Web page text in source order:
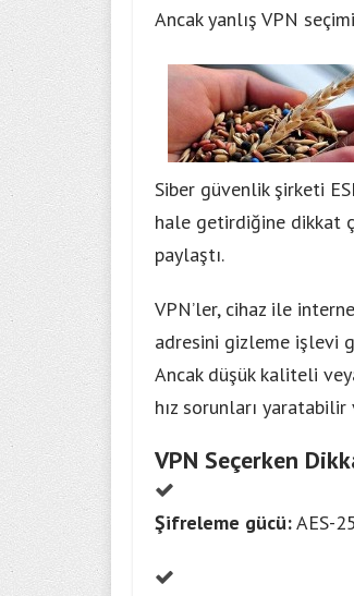
Ancak yanlış VPN
Siber güvenlik şirketi
hale getirdiğine dikkat
paylaştı.
VPN’ler, cihaz ile
adresini gizleme işlevi
Ancak düşük kaliteli
hız sorunları
VPN Seçerken
Şifreleme gücü:AES-